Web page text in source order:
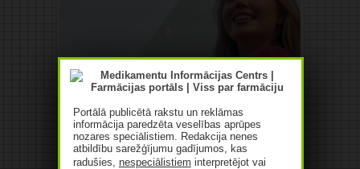
Portālā publicētā rakstu un reklāmas
informācija paredzēta veselības aprūpes
nozares speciālistiem. Redakcija nenes
atbildību sarežģījumu gadījumos, kas
radušies, nespeciālistiem interpretējot vai